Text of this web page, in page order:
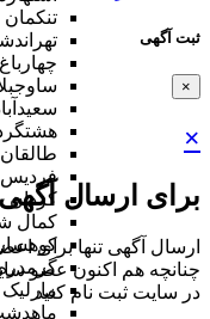
ثبت آگهی
×
×
برای ارسال
ارسال آگهی تنها برای
چنانچه هم‌ اکنون عضو
در سایت ثبت نام کنید
تنکمان
چهارباغ
طالقان
فردیس
کردان
کمال
کوهسار
گرمدره
مارلیک